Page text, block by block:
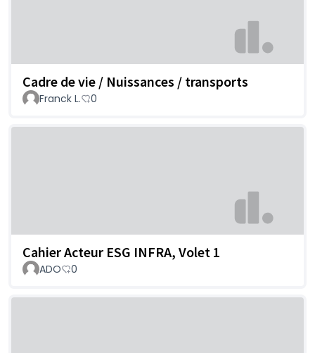
Cadre de vie / Nuissances / transports
Franck L. 0
Cahier Acteur ESG INFRA, Volet 1
ADO 0